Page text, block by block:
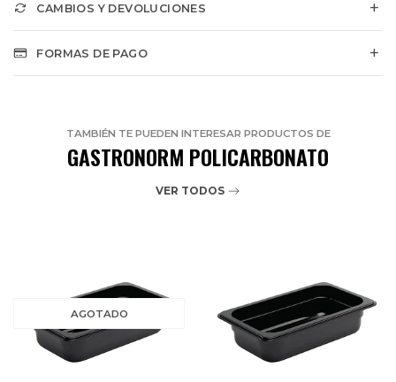
CAMBIOS Y DEVOLUCIONES
FORMAS DE PAGO
TAMBIÉN TE PUEDEN INTERESAR PRODUCTOS DE
GASTRONORM POLICARBONATO
VER TODOS
AGOTADO